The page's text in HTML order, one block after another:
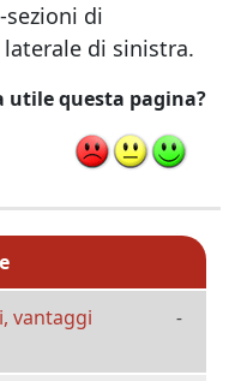
di
di sinistra.
utile questa pagina?
vantaggi